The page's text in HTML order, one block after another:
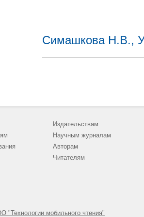
Симашкова Н.В.,
"Технологии мобильного чтения"
Издательствам
Научным журналам
Авторам
Читателям